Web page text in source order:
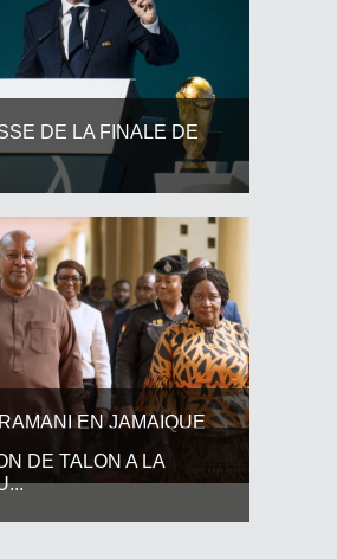
DE LA FINALE DE
EN JAMAIQUE
DE TALON A LA